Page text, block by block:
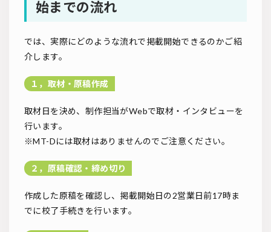
始までの流れ
では、実際にどのような流れで掲載開始できるのかご紹
介します。
１，取材・原稿作成
取材日を決め、制作担当がWebで取材・インタビューを
行います。
※MT-Dには取材はありませんのでご注意ください。
２，原稿確認・締め切り
作成した原稿を確認し、掲載開始日の2営業日前17時ま
でに校了手続きを行います。